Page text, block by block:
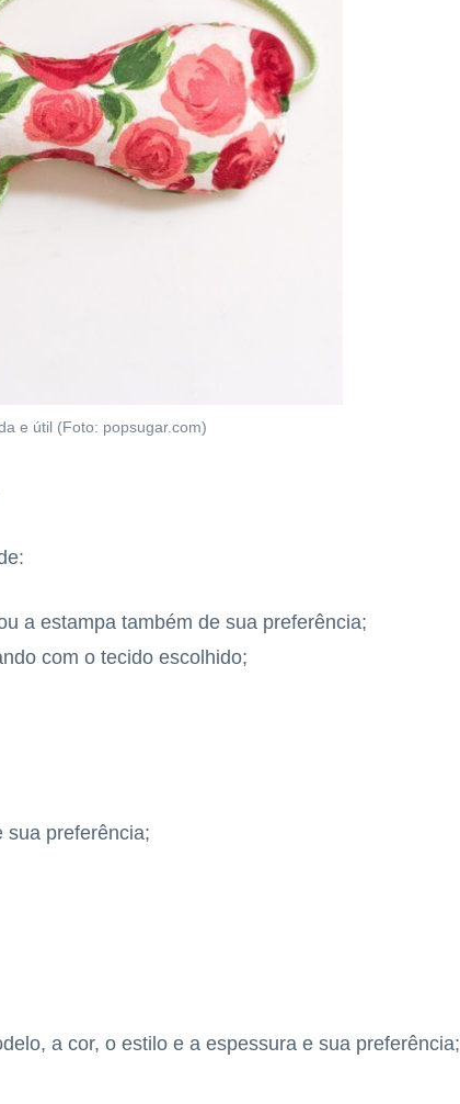
e útil (Foto: popsugar.com)
a estampa também de sua preferência;
com o tecido escolhido;
sua preferência;
a cor, o estilo e a espessura e sua preferência;